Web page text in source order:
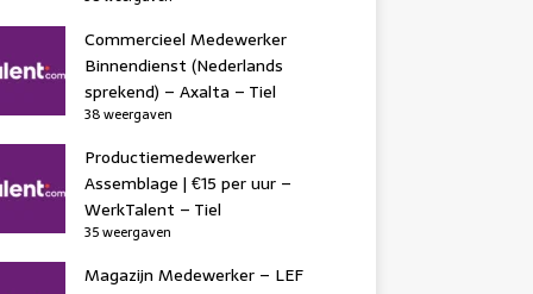
Commercieel Medewerker
Binnendienst (Nederlands
sprekend) – Axalta – Tiel
38 weergaven
Productiemedewerker
Assemblage | €15 per uur –
WerkTalent – Tiel
35 weergaven
Magazijn Medewerker – LEF